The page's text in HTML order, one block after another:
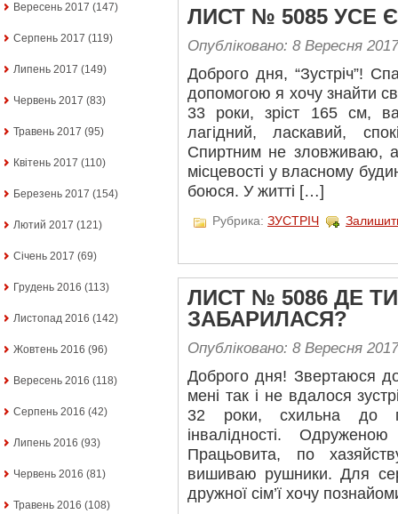
Вересень 2017 (147)
Серпень 2017 (119)
Липень 2017 (149)
Червень 2017 (83)
Травень 2017 (95)
Квітень 2017 (110)
Березень 2017 (154)
Лютий 2017 (121)
Січень 2017 (69)
Грудень 2016 (113)
Листопад 2016 (142)
Жовтень 2016 (96)
Вересень 2016 (118)
Серпень 2016 (42)
Липень 2016 (93)
Червень 2016 (81)
Травень 2016 (108)
ЛИСТ № 5085 УСЕ
Опубліковано: 8 Вересня 2017
Доброго дня, “Зустріч”!
допомогою я хочу знайти
33 роки, зріст 165 см,
лагідний, ласкавий,
Спиртним не зловживаю,
місцевості у власному
боюся. У житті […]
Рубрика: ЗУСТРІЧ
ЛИСТ № 5086 ДЕ
ЗАБАРИЛАСЯ?
Опубліковано: 8 Вересня 2017
Доброго дня! Звертаюся
мені так і не вдалося
32 роки, схильна до
інвалідності.
Працьовита, по
вишиваю рушники. Для
дружної сім’ї хочу